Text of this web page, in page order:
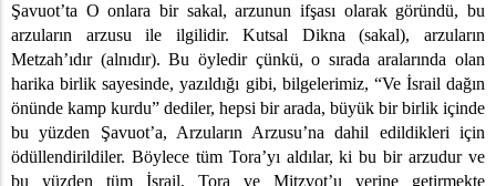
Şavuot’ta O onlara bir sakal, arzunun ifşası olarak göründü, bu
arzuların arzusu ile ilgilidir. Kutsal Dikna (sakal), arzuların
Metzah’ıdır (alnıdır). Bu öyledir çünkü, o sırada aralarında olan
harika birlik sayesinde, yazıldığı gibi, bilgelerimiz, “Ve İsrail dağın
önünde kamp kurdu” dediler, hepsi bir arada, büyük bir birlik içinde
bu yüzden Şavuot’a, Arzuların Arzusu’na dahil edildikleri için
ödüllendirildiler. Böylece tüm Tora’yı aldılar, ki bu bir arzudur ve
bu yüzden tüm İsrail, Tora ve Mitzvot’u yerine getirmekte